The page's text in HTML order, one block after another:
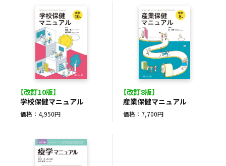
【改訂10版】
学校保健マニュアル
価格：4,950円
【改訂8版】
産業保健マニュアル
価格：7,700円